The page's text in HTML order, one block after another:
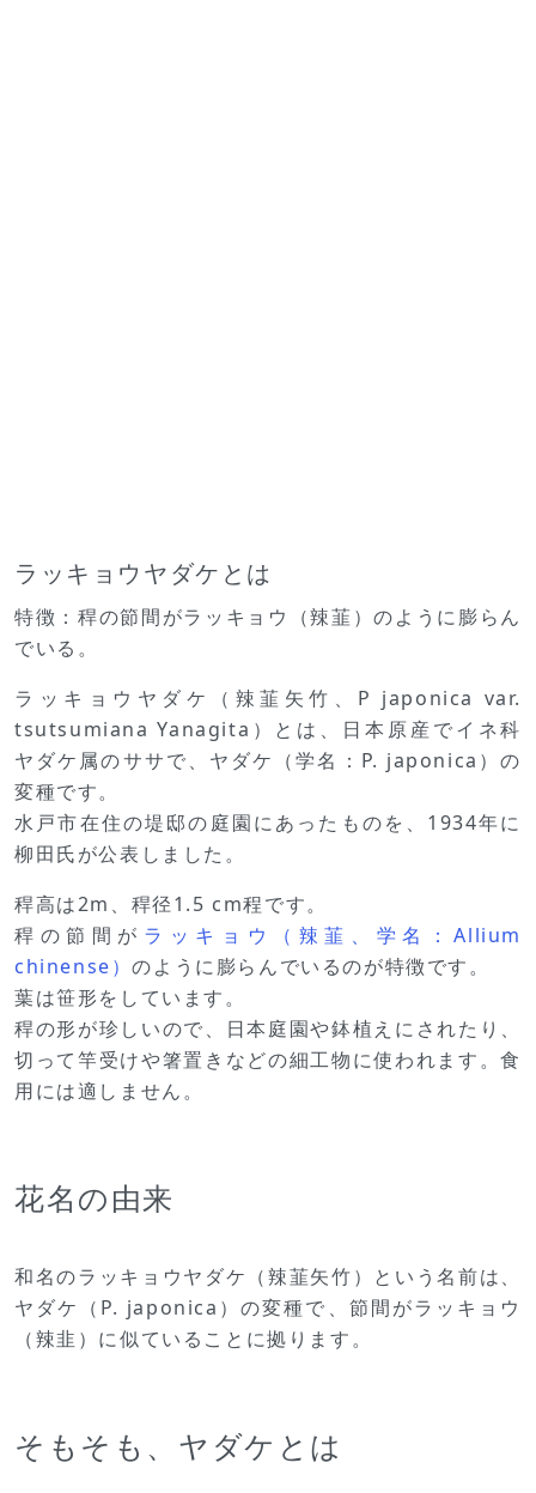
ラッキョウヤダケとは
特徴：稈の節間がラッキョウ（辣韮）のように膨らん
でいる。
ラッキョウヤダケ（辣韮矢竹、P japonica var.
tsutsumiana Yanagita）とは、日本原産でイネ科
ヤダケ属のササで、ヤダケ（学名：P. japonica）の
変種です。
水戸市在住の堤邸の庭園にあったものを、1934年に
柳田氏が公表しました。
稈高は2m、稈径1.5 cm程です。
稈の節間が ラッキョウ（辣韮、学名：Allium
chinense）のように膨らんでいるのが特徴です。
葉は笹形をしています。
稈の形が珍しいので、日本庭園や鉢植えにされたり、
切って竿受けや箸置きなどの細工物に使われます。食
用には適しません。
花名の由来
和名のラッキョウヤダケ（辣韮矢竹）という名前は、
ヤダケ（P. japonica）の変種で、節間がラッキョウ
（辣韭）に似ていることに拠ります。
そもそも、ヤダケとは